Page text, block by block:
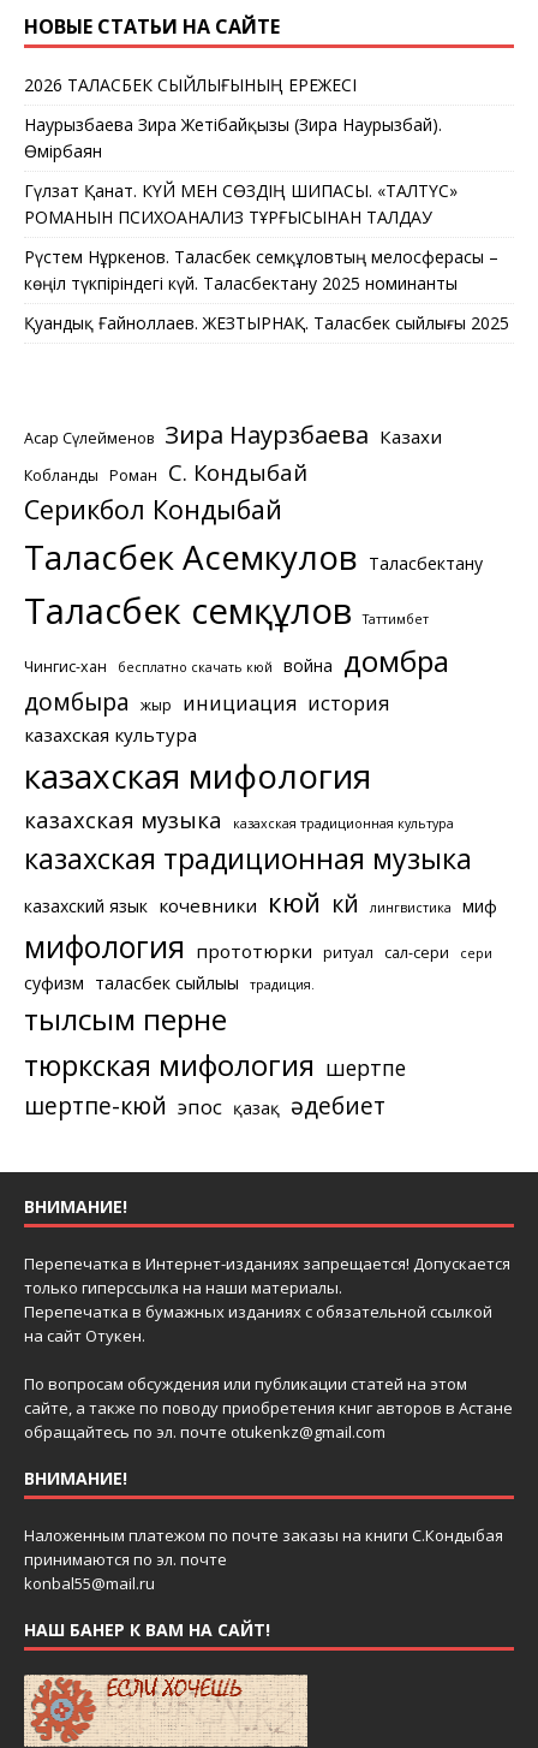
НОВЫЕ СТАТЬИ НА САЙТЕ
2026 ТАЛАСБЕК СЫЙЛЫҒЫНЫҢ ЕРЕЖЕСІ
Наурызбаева Зира Жетібайқызы (Зира Наурызбай).
Өмірбаян
Гүлзат Қанат. КҮЙ МЕН СӨЗДІҢ ШИПАСЫ. «ТАЛТҮС»
РОМАНЫН ПСИХОАНАЛИЗ ТҰРҒЫСЫНАН ТАЛДАУ
Рүстем Нұркенов. Таласбек Әсемқұловтың мелосферасы –
көңіл түкпіріндегі күй. Таласбектану 2025 номинанты
Қуандық Ғайноллаев. ЖЕЗТЫРНАҚ. Таласбек сыйлығы 2025
Асқар Сүлейменов Зира Наурзбаева Казахи
Кобланды Роман С. Кондыбай
Серикбол Кондыбай
Таласбек Асемкулов Таласбектану
Таласбек Әсемқұлов Таттимбет
Чингис-хан бесплатно скачать кюй война домбра
домбыра жыр инициация история
казахская культура
казахская мифология
казахская музыка казахская традиционная культура
казахская традиционная музыка
казахский язык кочевники кюй күй лингвистика миф
мифология прототюрки ритуал сал-сери сери
суфизм таласбек сыйлығы традиция.
тылсым перне
тюркская мифология шертпе
шертпе-кюй эпос қазақ әдебиет
ВНИМАНИЕ!
Перепечатка в Интернет-изданиях запрещается! Допускается
только гиперссылка на наши материалы.
Перепечатка в бумажных изданиях с обязательной ссылкой
на сайт Отукен.
По вопросам обсуждения или публикации статей на этом
сайте, а также по поводу приобретения книг авторов в Астане
обращайтесь по эл. почте otukenkz@gmail.com
ВНИМАНИЕ!
Наложенным платежом по почте заказы на книги С.Кондыбая
принимаются по эл. почте
konbal55@mail.ru
НАШ БАНЕР К ВАМ НА САЙТ!